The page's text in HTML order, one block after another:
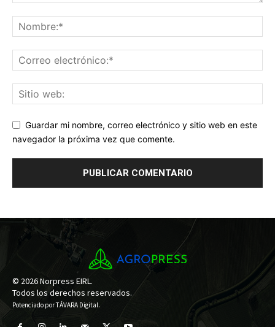
Guardar mi nombre, correo electrónico y sitio web en este
navegador la próxima vez que comente.
© 2026 Norpress EIRL.
Todos los derechos reservados.
Potenciado porTÁVARA Digital.